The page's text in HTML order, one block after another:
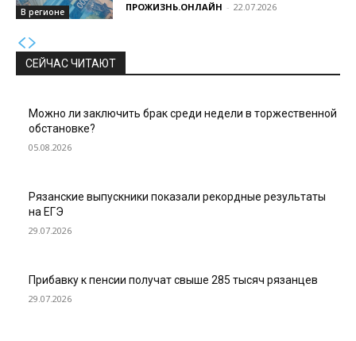
В регионе ПРОЖИЗНЬ.ОНЛАЙН - 22.07.2026
СЕЙЧАС ЧИТАЮТ
Можно ли заключить брак среди недели в торжественной
обстановке?
05.08.2026
Рязанские выпускники показали рекордные результаты
на ЕГЭ
29.07.2026
Прибавку к пенсии получат свыше 285 тысяч рязанцев
29.07.2026